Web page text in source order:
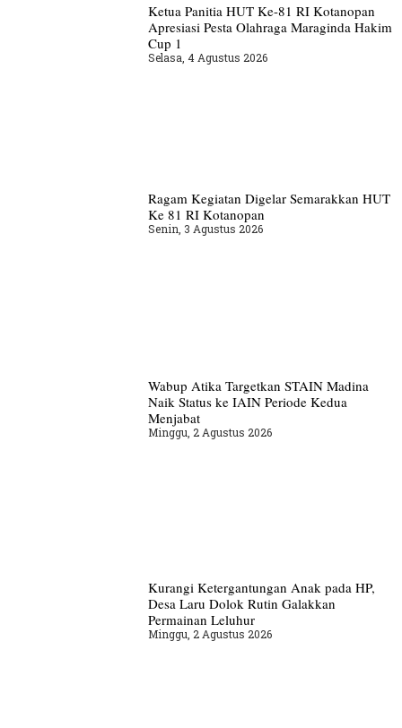
Ketua Panitia HUT Ke-81 RI Kotanopan
Apresiasi Pesta Olahraga Maraginda Hakim
Cup 1
Selasa, 4 Agustus 2026
Ragam Kegiatan Digelar Semarakkan HUT
Ke 81 RI Kotanopan
Senin, 3 Agustus 2026
Wabup Atika Targetkan STAIN Madina
Naik Status ke IAIN Periode Kedua
Menjabat
Minggu, 2 Agustus 2026
Kurangi Ketergantungan Anak pada HP,
Desa Laru Dolok Rutin Galakkan
Permainan Leluhur
Minggu, 2 Agustus 2026